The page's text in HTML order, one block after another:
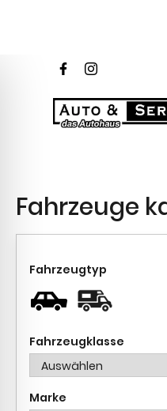
Fahrzeugtyp
Fahrzeugklasse
Marke
Modell